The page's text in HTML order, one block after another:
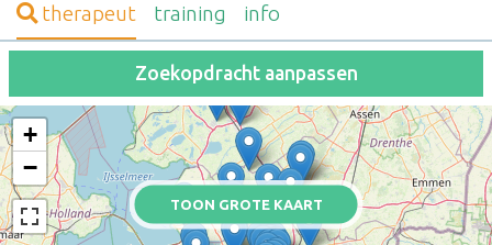
therapeut training info
Zoekopdracht aanpassen
TOON GROTE KAART
+
−